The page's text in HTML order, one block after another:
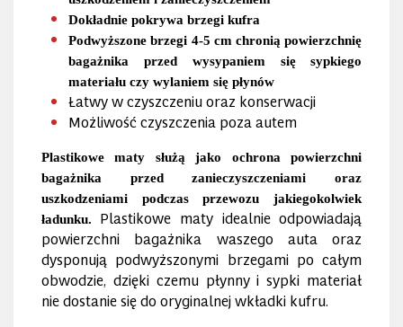
Dokładnie pokrywa brzegi kufra
Podwyższone brzegi 4-5 cm chronią powierzchnię
bagażnika przed wysypaniem się sypkiego
materiału czy wylaniem się płynów
Łatwy w czyszczeniu oraz konserwacji
Możliwość czyszczenia poza autem
Plastikowe maty służą jako ochrona powierzchni
bagażnika przed zanieczyszczeniami oraz
uszkodzeniami podczas przewozu jakiegokolwiek
ładunku.
Plastikowe maty idealnie odpowiadają
powierzchni bagażnika waszego auta oraz
dysponują podwyższonymi brzegami po całym
obwodzie, dzięki czemu płynny i sypki materiał
nie dostanie się do oryginalnej wkładki kufru.